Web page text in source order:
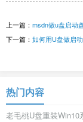
上一篇： msdn做u盘启动
下一篇： 如何用U盘做启
热门内容
老毛桃U盘重装Win10